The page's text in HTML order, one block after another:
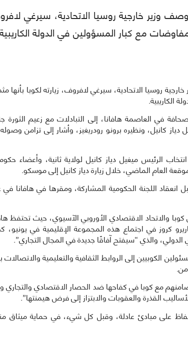
وصف وزير خارجية روسيا الاتحادية، سيرغي
مع كبار المسؤولين في الدولة
وزير خارجية روسيا الاتحادية، سيرغي لافروف، زيارته لكوبا بأنها
الكاريبية.
في العاصمة هافانا، إلى التبادلات مع زعيم الثورة
كانيل، ونظيره برونو رودريغيز، وأشار إلى تزامن
الرئيس ميغيل دياز كانيل لولاية ثانية، وأعضاء
العام الماضي، خلال زيارة دياز كانيل إلى موسكو.
انعقاد اللجنة الحكومية المشاركة، ومقرها في هافانا
والاتحاد الاقتصادي الأوروبي الآسيوي، حيث تحتفظ
كروز في اجتماع هذه المجموعة الإقليمية في
والذي “سيفتح آفاقًا جديدة في المجال التجاري”.
الكوبيين إلى الروابط الثقافية والتعليمية
مع كوبا في كفاحها ضد الحصار الاقتصادي والتجاري
القذرة والعقوبات والابتزاز إلى فرض هيمنتها”.
على مبادئ عادلة، وقبل كل شيء، في حماية ميثاق